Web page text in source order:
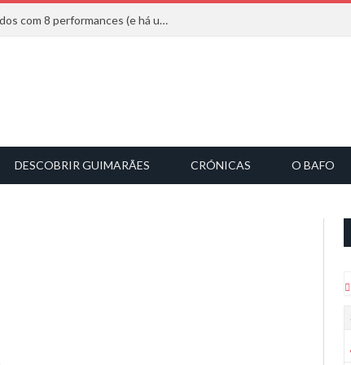
Mucho Flow alarga leque de convidados com 8 performances (e há uma saída)
DESCOBRIR GUIMARÃES CRÓNICAS O BAFO